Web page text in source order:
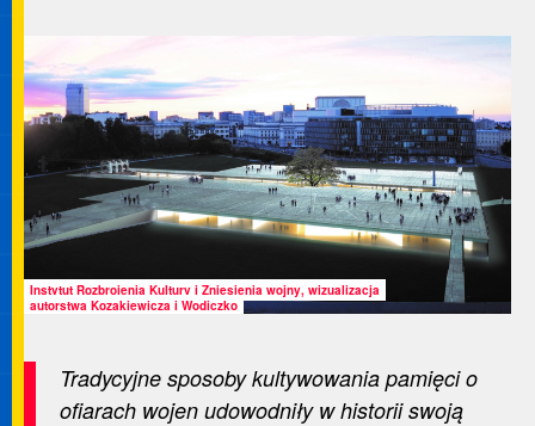
Instytut Rozbrojenia Kultury i Zniesienia wojny, wizualizacja
autorstwa Kozakiewicza i Wodiczko
Tradycyjne sposoby kultywowania pamięci o
ofiarach wojen udowodniły w historii swoją